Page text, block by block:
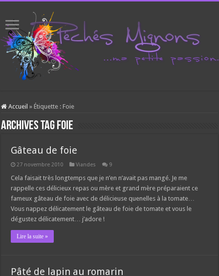
Accueil » Étiquette :Foie
Archives tagFoie
Gâteau de foie
27 novembre 2010 Viandes 9
Cela faisait très longtemps que je n’en n’avait pas mangé. Je me
rappelle ces délicieux repas ou mère et grand mère préparaient ce
fameux gâteau de foie avec de délicieuse quenelles à la tomate…
Vous nappez délicatement le gâteau de foie de tomate et vous le
dégustez délicatement… j’adore !
Lire la suite »
Pâté de lapin au romarin